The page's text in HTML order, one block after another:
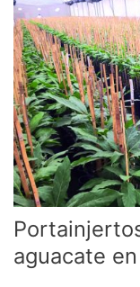
aguacate
clonales,
el
futuro
del
aguacate
en
Colombia